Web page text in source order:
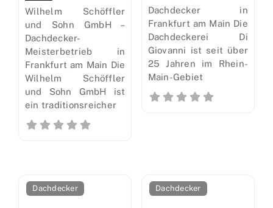
Wilhelm Schöffler
und Sohn GmbH –
Dachdecker-
Meisterbetrieb in
Frankfurt am Main Die
Wilhelm Schöffler
und Sohn GmbH ist
ein traditionsreicher
Dachdecker in
Frankfurt am Main Die
Dachdeckerei Di
Giovanni ist seit über
25 Jahren im Rhein-
Main-Gebiet
Dachdecker Dachdecker